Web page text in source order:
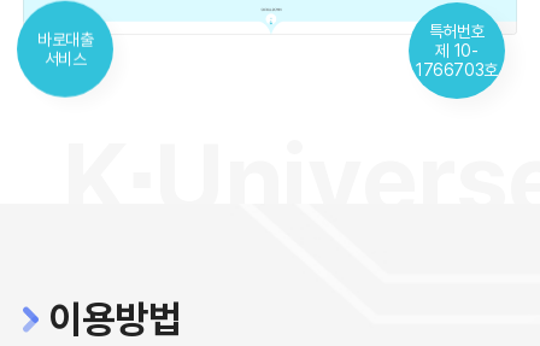
바로대출
서비스
특허번호
제 10-
1766703호
이용방법